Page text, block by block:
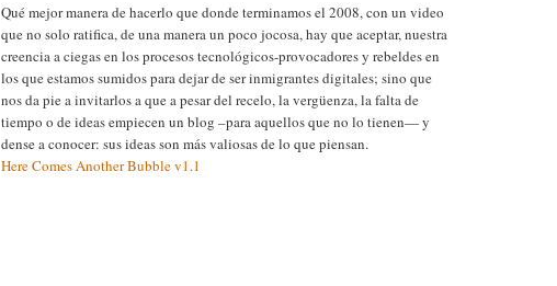
Qué mejor manera de hacerlo que donde terminamos el 2008, con un video
que no solo ratifica, de una manera un poco jocosa, hay que aceptar, nuestra
creencia a ciegas en los procesos tecnológicos-provocadores y rebeldes en
los que estamos sumidos para dejar de ser inmigrantes digitales; sino que
nos da pie a invitarlos a que a pesar del recelo, la vergüenza, la falta de
tiempo o de ideas empiecen un blog –para aquellos que no lo tienen— y
dense a conocer: sus ideas son más valiosas de lo que piensan.
Here Comes Another Bubble v1.1